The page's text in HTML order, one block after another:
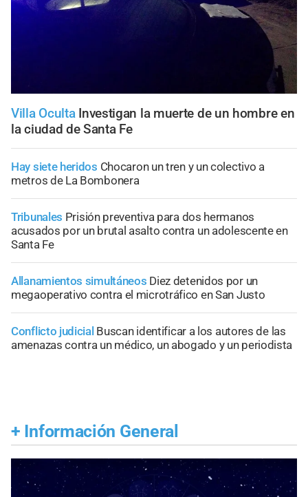
Villa Oculta Investigan la muerte de un hombre en
la ciudad de Santa Fe
Hay siete heridos Chocaron un tren y un colectivo a
metros de La Bombonera
Tribunales Prisión preventiva para dos hermanos
acusados por un brutal asalto contra un adolescente en
Santa Fe
Allanamientos simultáneos Diez detenidos por un
megaoperativo contra el microtráfico en San Justo
Conflicto judicial Buscan identificar a los autores de las
amenazas contra un médico, un abogado y un periodista
+ Información General